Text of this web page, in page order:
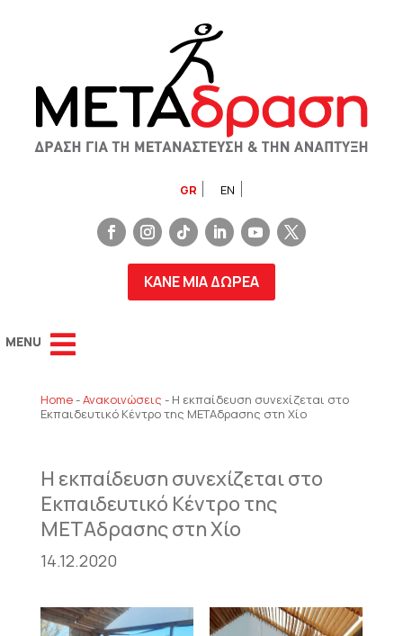
GR EN
ΚΑΝΕ ΜΙΑ ΔΩΡΕΑ
Home-Ανακοινώσεις - Η εκπαίδευση συνεχίζεται στο
Εκπαιδευτικό Κέντρο της ΜΕΤΑδρασης στη Χίο
Η εκπαίδευση συνεχίζεται στο
Εκπαιδευτικό Κέντρο της
ΜΕΤΑδρασης στη Χίο
14.12.2020